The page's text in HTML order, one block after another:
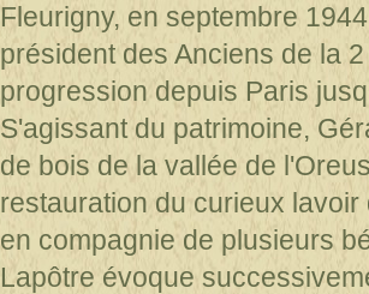
Fleurigny, en septembre
président des Anciens de la
progression depuis Paris
S'agissant du patrimoine,
de bois de la vallée de
restauration du curieux
en compagnie de plusieurs
Lapôtre évoque